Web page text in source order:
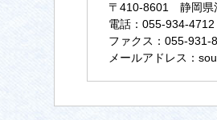
〒410-8601 静岡県
電話：055-934-4712
ファクス：055-931-
メールアドレス：